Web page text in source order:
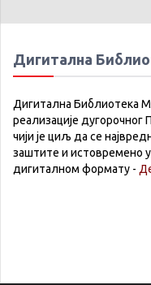
Дигитална
Дигитална Библиотека
реализације дугорочног
чији је циљ да се
заштите и истовремено
дигиталном формату -